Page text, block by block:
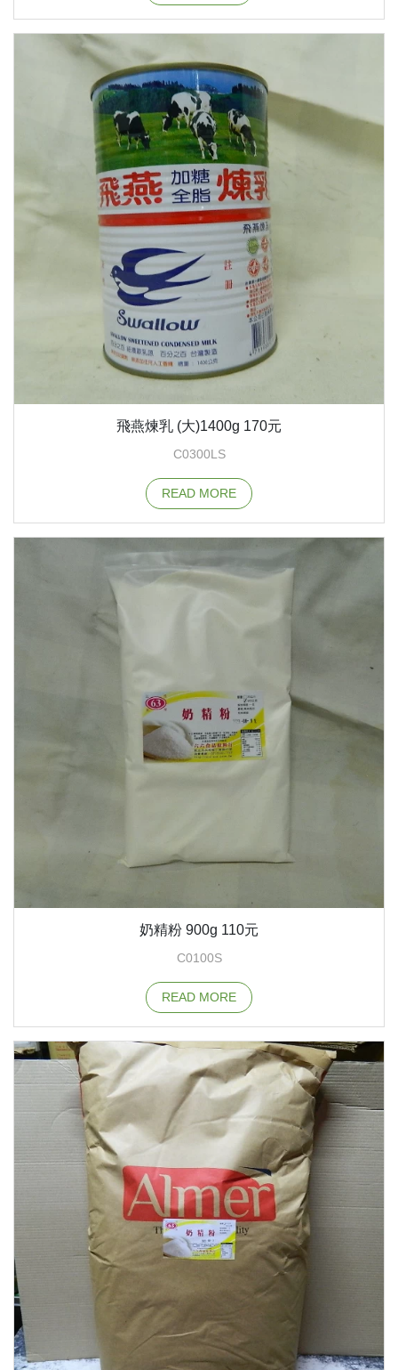
飛燕煉乳 (大)1400g 170元
C0300LS
READ MORE
奶精粉 900g 110元
C0100S
READ MORE